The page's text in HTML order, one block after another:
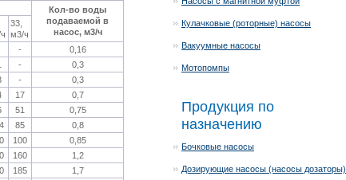
Кол-во воды
подаваемой в
насос, м3/ч
33,
м3/ч
-
0,16
-
0,3
-
0,3
17
0,7
51
0,75
85
0,8
100
0,85
160
1,2
185
1,7
Кулачковые (роторные) насосы
Вакуумные насосы
Мотопомпы
Продукция по
назначению
Бочковые насосы
Дозирующие насосы (насосы дозаторы)